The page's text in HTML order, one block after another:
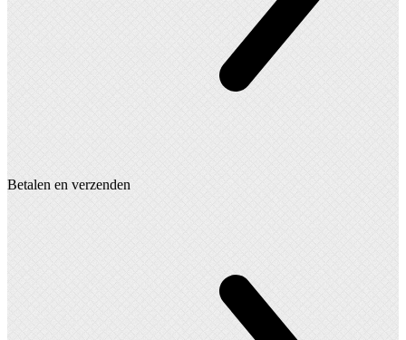
Betalen en verzenden